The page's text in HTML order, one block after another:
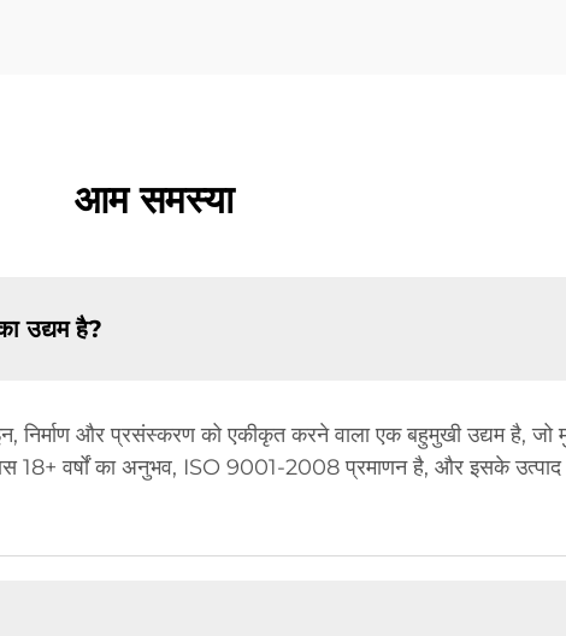
आम समस्या
उद्यम है?
निर्माण और प्रसंस्करण को एकीकृत करने वाला एक बहुमुखी उद्यम है,
18+ वर्षों का अनुभव, ISO 9001-2008 प्रमाणन है, और इसके